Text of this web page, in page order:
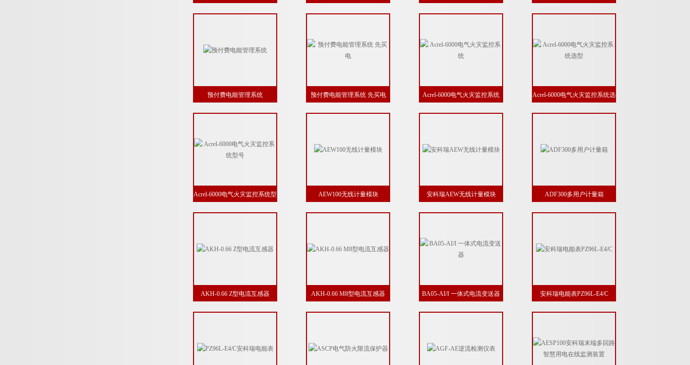
预付费电能管理系统 预付费电能管理系统 先买电 Acrel-6000电气火灾监控系统 Acrel-6000电气火灾监控系统选
Acrel-6000电气火灾监控系统型 AEW100无线计量模块 安科瑞AEW无线计量模块 ADF300多用户计量箱
AKH-0.66 Z型电流互感器 AKH-0.66 M8型电流互感器 BA05-AI/I 一体式电流变送器 安科瑞电能表PZ96L-E4/C